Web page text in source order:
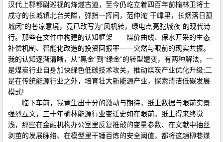
汉代上郡都尉巡视的烽燧古道，至今仍屹立着四百年前榆林卫将士
戍守的长城镇北台关隘，弹指一挥间，范仲淹“干嶂里，长烟落日孤
城闭”的苍凉意境，竟已改写为“风机转，绿电点亮驼城夜”的现代诗
行。那些在文件中构建的认知框架——煤价曲线、保水开采的生态
补偿机制、智能化改造的投资回报率——突然与眼前的现实共振。
我的认知逐渐清晰，从“黑金”到“绿金”的转型嬗变，有两种解法，一
是煤炭行业自身加快绿色低碳技术攻关，推动煤炭产业优化升级;二
是在传统能源行业之外，培育壮大新能源产业，探索清洁低碳发展
模式!
临下车前，我竟生出十分的激动与期待，纸上数据与眼前实景
强烈互文，三十年榆林能源行业变迁史如在眼前。纸上得来终觉
浅，那些在金融机构办公室里反复推敲的变量参数、在文献中抽丝
剥茧的发展脉络、在模型里干锤百炼的安全阈值，都将这趟柳巷煤